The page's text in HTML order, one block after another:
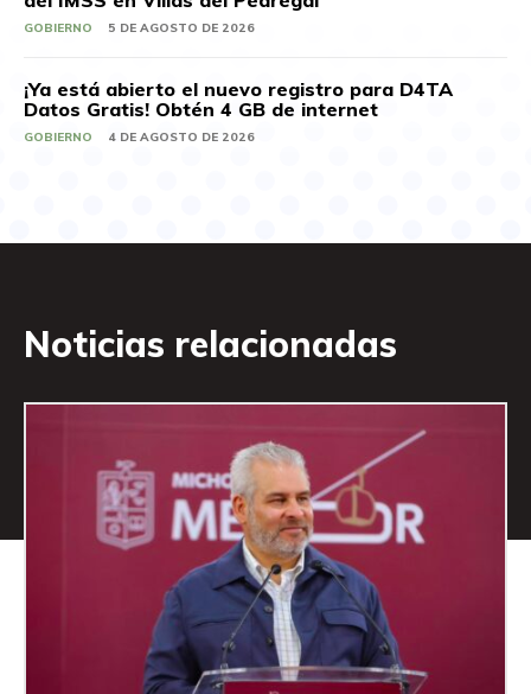
GOBIERNO 5 DE AGOSTO DE 2026
¡Ya está abierto el nuevo registro para D4TA
Datos Gratis! Obtén 4 GB de internet
GOBIERNO 4 DE AGOSTO DE 2026
Noticias relacionadas